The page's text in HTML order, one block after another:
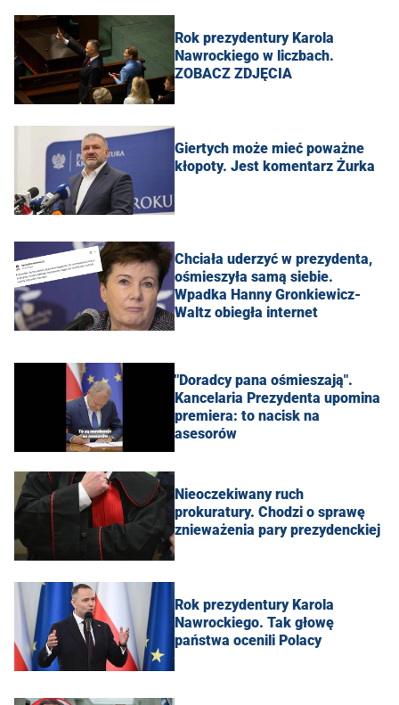
Rok prezydentury Karola
Nawrockiego w liczbach.
ZOBACZ ZDJĘCIA
Giertych może mieć poważne
kłopoty. Jest komentarz Żurka
Chciała uderzyć w prezydenta,
ośmieszyła samą siebie.
Wpadka Hanny Gronkiewicz-
Waltz obiegła internet
"Doradcy pana ośmieszają".
Kancelaria Prezydenta upomina
premiera: to nacisk na
asesorów
Nieoczekiwany ruch
prokuratury. Chodzi o sprawę
znieważenia pary prezydenckiej
Rok prezydentury Karola
Nawrockiego. Tak głowę
państwa ocenili Polacy